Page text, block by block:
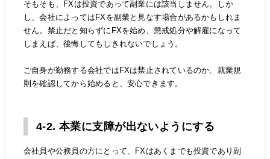
そもそも、FXは投資であって副業には該当しません。しか
し、会社によってはFXを副業と見なす場合があるかもしれま
せん。禁止だと知らずにFXを始め、懲戒処分や解雇になって
しまえば、後悔してもしきれないでしょう。
ご自身が勤務する会社ではFXは禁止されているのか、就業規
則を確認してから始めると、安心できます。
4-2. 本業に支障が出ないようにする
会社員や公務員の方にとって、FXはあくまでも投資であり副